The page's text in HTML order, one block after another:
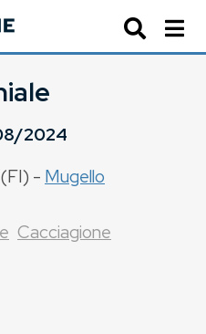
2024
(FI) - Mugello
Cacciagione